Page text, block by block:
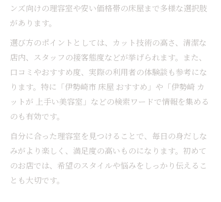
ビジネスにも最適な理容室選びの極意
理容室選びでビジネスシーンの好印象を獲
得
床屋の賢い活用でオフィス映えする髪型へ
おすすめ理容室が支持される理由を徹底解
説
安い理容室でも質の高いメンズヘアが実現
理容室利用で信頼感のある身だしなみ維持
手軽に理想を実現する理容室活用法
理容室を活用した手軽な理想スタイル実現
法
安い理容室でも理想の髪型を叶えるポイン
ンズ向けの理容室や安い価格帯の床屋まで多様な選択肢
があります。
選び方のポイントとしては、カット技術の高さ、清潔な
店内、スタッフの接客態度などが挙げられます。また、
口コミやおすすめ度、実際の利用者の体験談も参考にな
ります。特に「伊勢崎市 床屋 おすすめ」や「伊勢崎 カ
ットが 上手い美容室」などの検索ワードで情報を集める
のも有効です。
自分に合った理容室を見つけることで、毎日の身だしな
みがより楽しく、満足度の高いものになります。初めて
のお店では、希望のスタイルや悩みをしっかり伝えるこ
とも大切です。